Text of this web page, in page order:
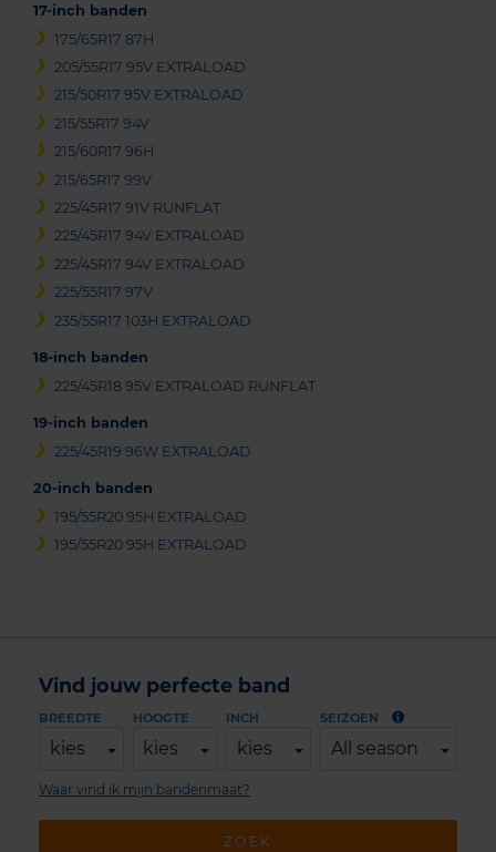
17-inch banden
175/65R17 87H
205/55R17 95V EXTRALOAD
215/50R17 95V EXTRALOAD
215/55R17 94V
215/60R17 96H
215/65R17 99V
225/45R17 91V RUNFLAT
225/45R17 94V EXTRALOAD
225/45R17 94V EXTRALOAD
225/55R17 97V
235/55R17 103H EXTRALOAD
18-inch banden
225/45R18 95V EXTRALOAD RUNFLAT
19-inch banden
225/45R19 96W EXTRALOAD
20-inch banden
195/55R20 95H EXTRALOAD
195/55R20 95H EXTRALOAD
Vind jouw perfecte band
BREEDTE
kies
HOOGTE
kies
INCH
kies
SEIZOEN
All season
ZOEK
Waar vind ik mijn bandenmaat?